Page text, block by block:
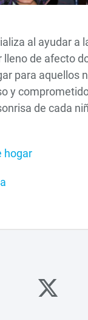
al ayudar a
de afecto
para aquellos
y
de cada
hogar